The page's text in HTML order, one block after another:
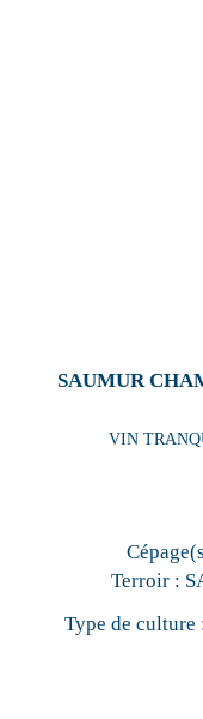
SAUMUR
VIN
Terroir :
Type de culture